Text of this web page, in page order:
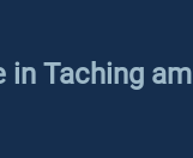
Taching